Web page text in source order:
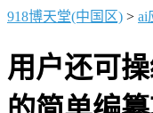
918博天堂(中国区) > ai
用户还可